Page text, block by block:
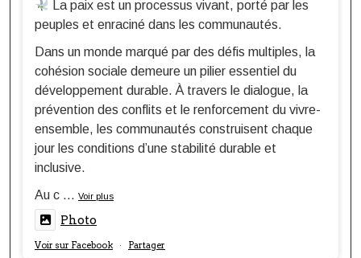
La paix est un processus vivant, porté par les
peuples et enraciné dans les communautés.
Dans un monde marqué par des défis multiples, la
cohésion sociale demeure un pilier essentiel du
développement durable. À travers le dialogue, la
prévention des conflits et le renforcement du vivre-
ensemble, les communautés construisent chaque
jour les conditions d’une stabilité durable et
inclusive.
Au c ... Voir plus
Photo
Voir sur Facebook · Partager